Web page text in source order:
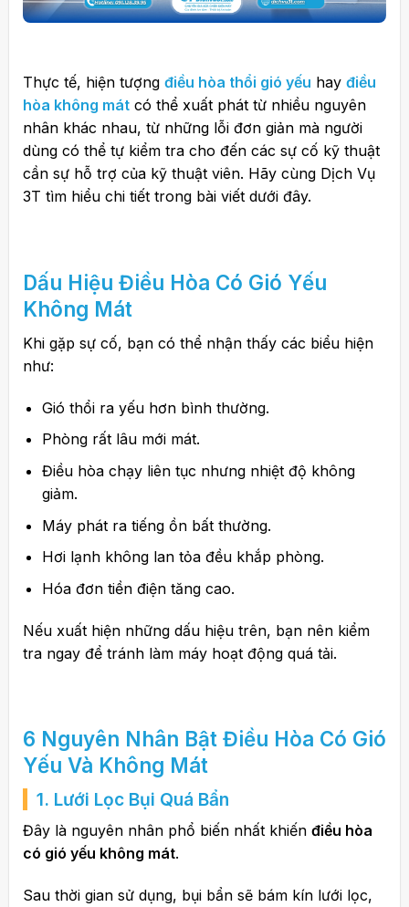
Thực tế, hiện tượng điều hòa thổi gió yếu hay điều
hòa không mátcó thể xuất phát từ nhiều nguyên
nhân khác nhau, từ những lỗi đơn giản mà người
dùng có thể tự kiểm tra cho đến các sự cố kỹ thuật
cần sự hỗ trợ của kỹ thuật viên. Hãy cùng Dịch Vụ
3T tìm hiểu chi tiết trong bài viết dưới đây.
Dấu Hiệu Điều Hòa Có Gió Yếu
Không Mát
Khi gặp sự cố, bạn có thể nhận thấy các biểu hiện
như:
Gió thổi ra yếu hơn bình thường.
Phòng rất lâu mới mát.
Điều hòa chạy liên tục nhưng nhiệt độ không
giảm.
Máy phát ra tiếng ồn bất thường.
Hơi lạnh không lan tỏa đều khắp phòng.
Hóa đơn tiền điện tăng cao.
Nếu xuất hiện những dấu hiệu trên, bạn nên kiểm
tra ngay để tránh làm máy hoạt động quá tải.
6 Nguyên Nhân Bật Điều Hòa Có Gió
Yếu Và Không Mát
1. Lưới Lọc Bụi Quá Bẩn
Đây là nguyên nhân phổ biến nhất khiến điều hòa
có gió yếu không mát.
Sau thời gian sử dụng, bụi bẩn sẽ bám kín lưới lọc,